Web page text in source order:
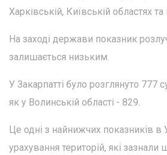
Харківській, Київській областях
На заході держави показник
залишається низьким.
У Закарпатті було розглянуто 777
як у Волинській області - 829.
Це одні з найнижчих показників в
урахування територій, які